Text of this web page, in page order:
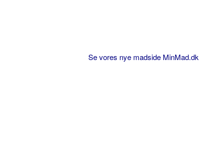
Se vores nye madside MinMad.dk